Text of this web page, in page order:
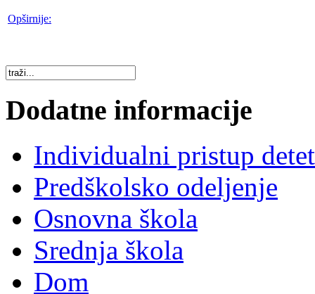
Opširnije:
Dodatne informacije
Individualni pristup
Predškolsko odeljenje
Osnovna škola
Srednja škola
Dom